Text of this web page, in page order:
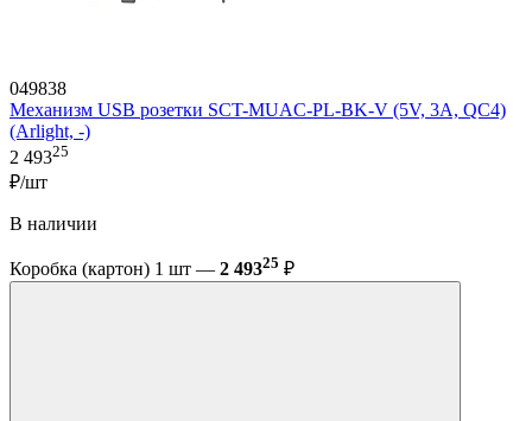
049838
Механизм USB розетки SCT-MUAC-PL-BK-V (5V, 3A, QC4)
(Arlight, -)
2 49325
₽/шт
В наличии
Коробка (картон) 1 шт — 2 49325 ₽